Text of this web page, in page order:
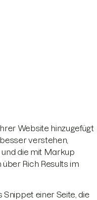
Website hinzugefügt
verstehen,
die mit Markup
Rich Results im
Snippet einer Seite, die